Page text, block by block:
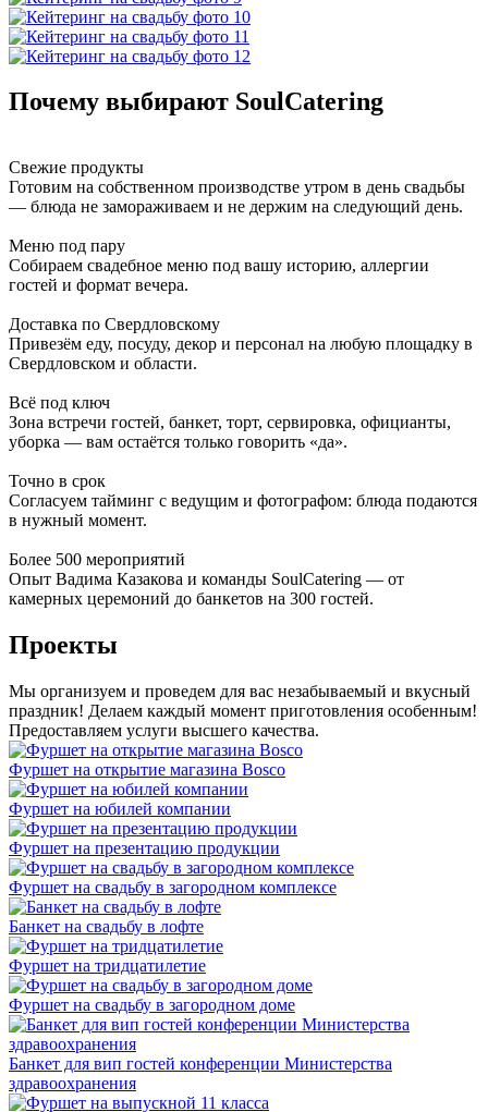
Почему выбирают SoulCatering
Свежие продукты
Готовим на собственном производстве утром в день свадьбы
— блюда не замораживаем и не держим на следующий день.
Меню под пару
Собираем свадебное меню под вашу историю, аллергии
гостей и формат вечера.
Доставка по Свердловскому
Привезём еду, посуду, декор и персонал на любую площадку в
Свердловском и области.
Всё под ключ
Зона встречи гостей, банкет, торт, сервировка, официанты,
уборка — вам остаётся только говорить «да».
Точно в срок
Согласуем тайминг с ведущим и фотографом: блюда подаются
в нужный момент.
Более 500 мероприятий
Опыт Вадима Казакова и команды SoulCatering — от
камерных церемоний до банкетов на 300 гостей.
Проекты
Мы организуем и проведем для вас незабываемый и вкусный
праздник! Делаем каждый момент приготовления особенным!
Предоставляем услуги высшего качества.
Фуршет на открытие магазина Bosco
Фуршет на юбилей компании
Фуршет на презентацию продукции
Фуршет на свадьбу в загородном комплексе
Банкет на свадьбу в лофте
Фуршет на тридцатилетие
Фуршет на свадьбу в загородном доме
Банкет для вип гостей конференции Министерства
здравоохранения